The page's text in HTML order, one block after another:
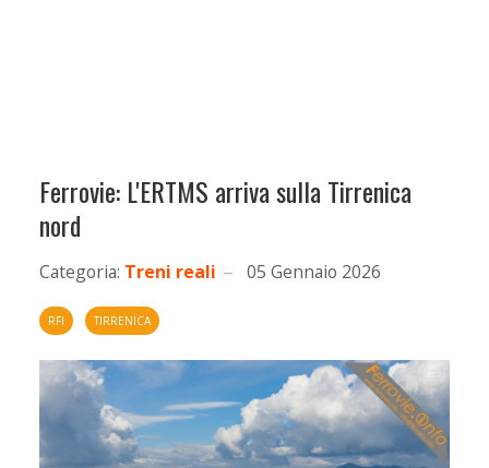
Ferrovie: L'ERTMS arriva sulla Tirrenica
nord
Categoria: Treni reali 05 Gennaio 2026
RFI TIRRENICA